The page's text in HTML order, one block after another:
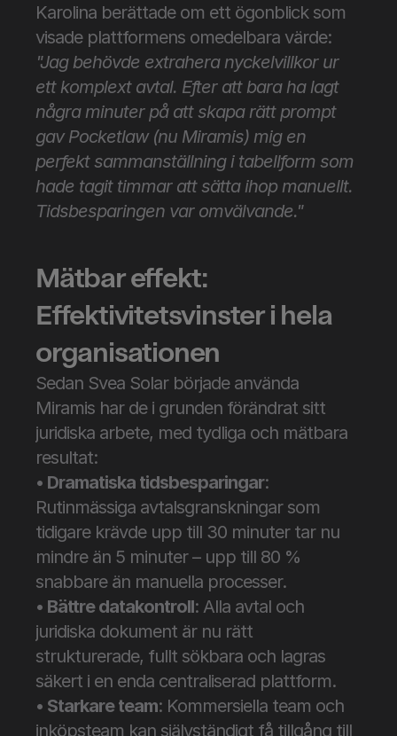
Karolina berättade om ett ögonblick som
"Jag behövde extrahera nyckelvillkor ur
ett komplext avtal. Efter att bara ha lagt
några minuter på att skapa rätt prompt
gav Pocketlaw (nu Miramis) mig en
perfekt sammanställning i tabellform som
hade tagit timmar att sätta ihop manuellt.
Tidsbesparingen var omvälvande."
Mätbar effekt:
Effektivitetsvinster i hela
organisationen
Sedan Svea Solar började använda
Miramis har de i grunden förändrat sitt
juridiska arbete, med tydliga och mätbara
resultat:
• Dramatiska tidsbesparingar:
Rutinmässiga avtalsgranskningar som
tidigare krävde upp till 30 minuter tar nu
mindre än 5 minuter – upp till 80 %
snabbare än manuella processer.
• Bättre datakontroll: Alla avtal och
juridiska dokument är nu rätt
strukturerade, fullt sökbara och lagras
säkert i en enda centraliserad plattform.
• Starkare team: Kommersiella team och
inköpsteam kan självständigt få tillgång till